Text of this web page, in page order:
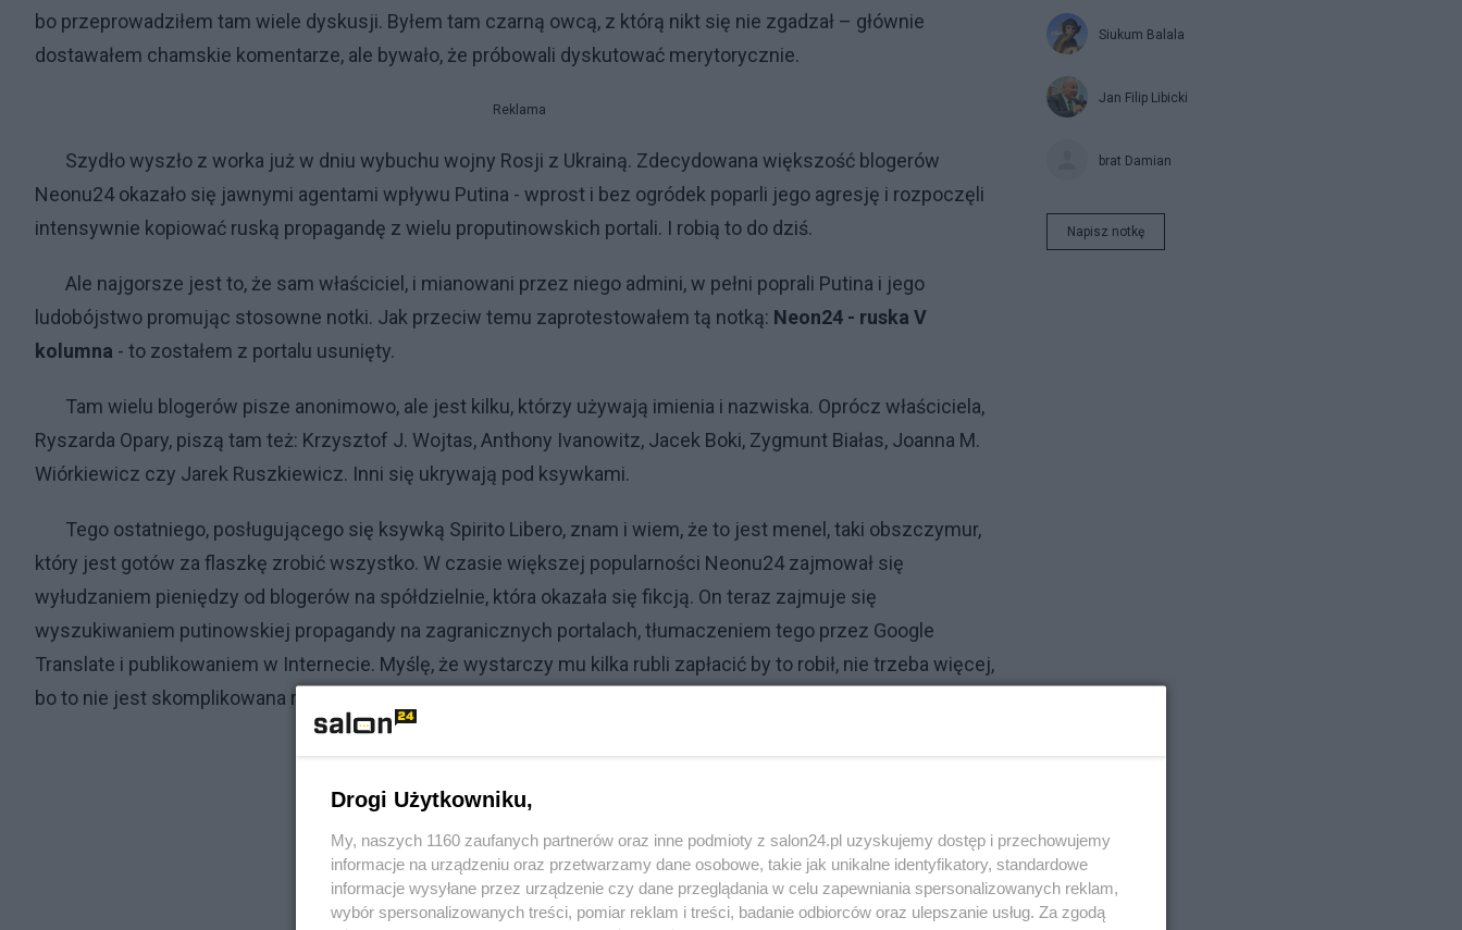
bo przeprowadziłem tam wiele dyskusji. Byłem tam czarną owcą, z którą nikt się nie zgadzał – głównie
dostawałem chamskie komentarze, ale bywało, że próbowali dyskutować merytorycznie.
Reklama
Szydło wyszło z worka już w dniu wybuchu wojny Rosji z Ukrainą. Zdecydowana większość blogerów
Neonu24 okazało się jawnymi agentami wpływu Putina - wprost i bez ogródek poparli jego agresję i rozpoczęli
intensywnie kopiować ruską propagandę z wielu proputinowskich portali. I robią to do dziś.
Ale najgorsze jest to, że sam właściciel, i mianowani przez niego admini, w pełni poprali Putina i jego
ludobójstwo promując stosowne notki. Jak przeciw temu zaprotestowałem tą notką: Neon24 - ruska V
kolumna - to zostałem z portalu usunięty.
Tam wielu blogerów pisze anonimowo, ale jest kilku, którzy używają imienia i nazwiska. Oprócz właściciela,
Ryszarda Opary, piszą tam też: Krzysztof J. Wojtas, Anthony Ivanowitz, Jacek Boki, Zygmunt Białas, Joanna M.
Wiórkiewicz czy Jarek Ruszkiewicz. Inni się ukrywają pod ksywkami.
Tego ostatniego, posługującego się ksywką Spirito Libero, znam i wiem, że to jest menel, taki obszczymur,
który jest gotów za flaszkę zrobić wszystko. W czasie większej popularności Neonu24 zajmował się
wyłudzaniem pieniędzy od blogerów na spółdzielnie, która okazała się fikcją. On teraz zajmuje się
wyszukiwaniem putinowskiej propagandy na zagranicznych portalach, tłumaczeniem tego przez Google
Translate i publikowaniem w Internecie. Myślę, że wystarczy mu kilka rubli zapłacić by to robił, nie trzeba więcej,
bo to nie jest skomplikowana robota. Artykuły do publikacji może mu wskazywać oficer prowadzący.
Siukum Balala
Jan Filip Libicki
brat Damian
Napisz notkę
Drogi Użytkowniku,
My, naszych 1160 zaufanych partnerów oraz inne podmioty z salon24.pl uzyskujemy dostęp i przechowujemy
informacje na urządzeniu oraz przetwarzamy dane osobowe, takie jak unikalne identyfikatory, standardowe
informacje wysyłane przez urządzenie czy dane przeglądania w celu zapewniania spersonalizowanych reklam,
wybór spersonalizowanych treści, pomiar reklam i treści, badanie odbiorców oraz ulepszanie usług. Za zgodą